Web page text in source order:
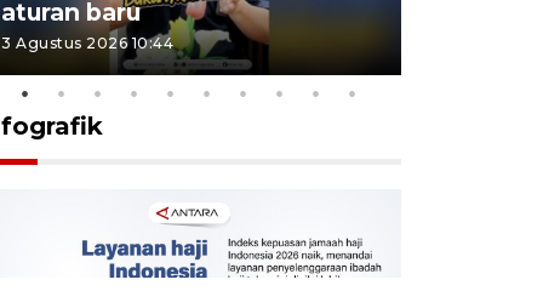
aturan baru
3 Agustus 2026 10:44